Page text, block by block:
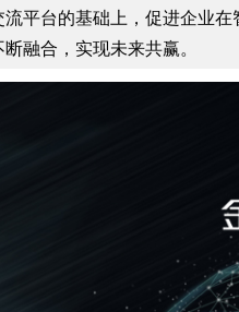
流平台的基础上，促进企业
断融合，实现未来共赢。